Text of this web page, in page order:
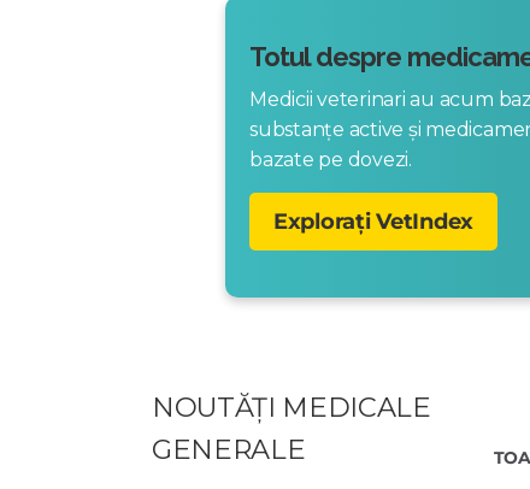
Totul despre
Medicii veterinari au acum
substanțe active și
bazate pe dovezi.
Explorați VetIndex
NOUTĂȚI MEDICALE
GENERALE